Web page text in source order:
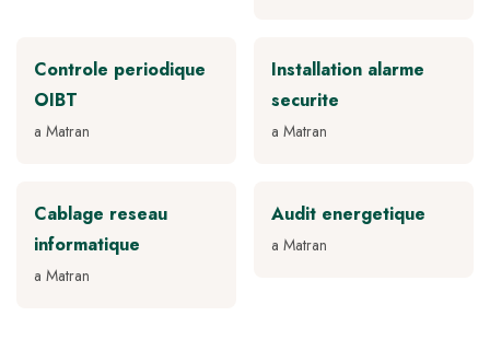
Controle periodique
OIBT
a Matran
Installation alarme
securite
a Matran
Cablage reseau
informatique
a Matran
Audit energetique
a Matran